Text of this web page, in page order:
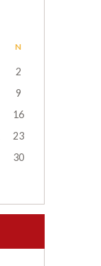
N
2
9
16
23
30